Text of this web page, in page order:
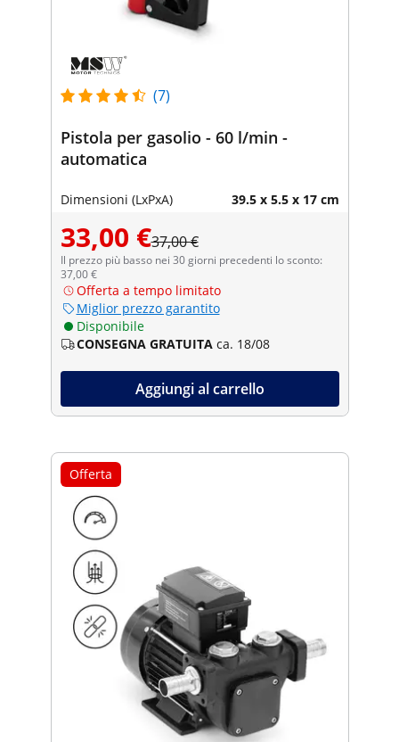
(7)
Pistola per gasolio - 60 l/min -
automatica
Dimensioni (LxPxA) 39.5 x 5.5 x 17 cm
33,00 €37,00 €
Il prezzo più basso nei 30 giorni precedenti lo sconto:
37,00 €
Offerta a tempo limitato
Miglior prezzo garantito
Disponibile
CONSEGNA GRATUITA ca. 18/08
Aggiungi al carrello
Offerta